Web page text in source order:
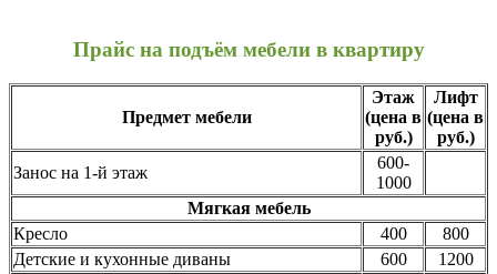
Прайс на подъём мебели в квартиру
Предмет мебели
Этаж
(цена в
руб.)
Лифт
(цена в
руб.)
Занос на 1-й этаж
600-
1000
Мягкая мебель
Кресло
400
800
Детские и кухонные диваны
600
1200